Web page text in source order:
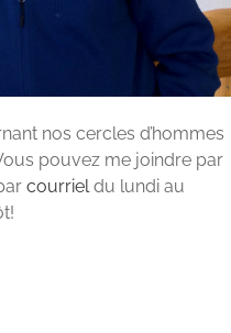
nos cercles d’hommes
pouvez me joindre par
courrieldu lundi au